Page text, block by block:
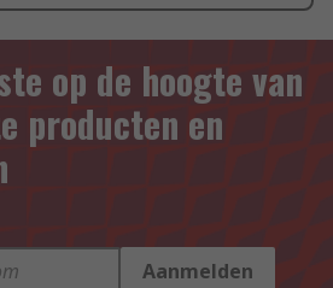
op de hoogte van
producten en
Aanmelden